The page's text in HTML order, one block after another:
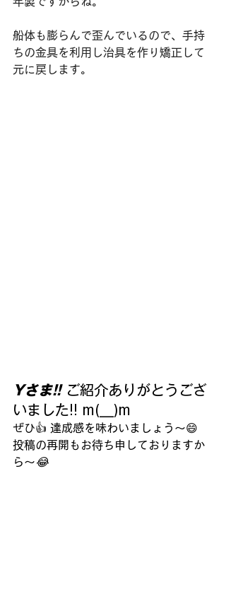
船体も膨らんで歪んでいるので、手持
ちの金具を利用し治具を作り矯正して
元に戻します。
Yさま!! ご紹介ありがとうござ
いました!! m(__)m
ぜひ👍 達成感を味わいましょう～😄
投稿の再開もお待ち申しておりますか
ら～😂